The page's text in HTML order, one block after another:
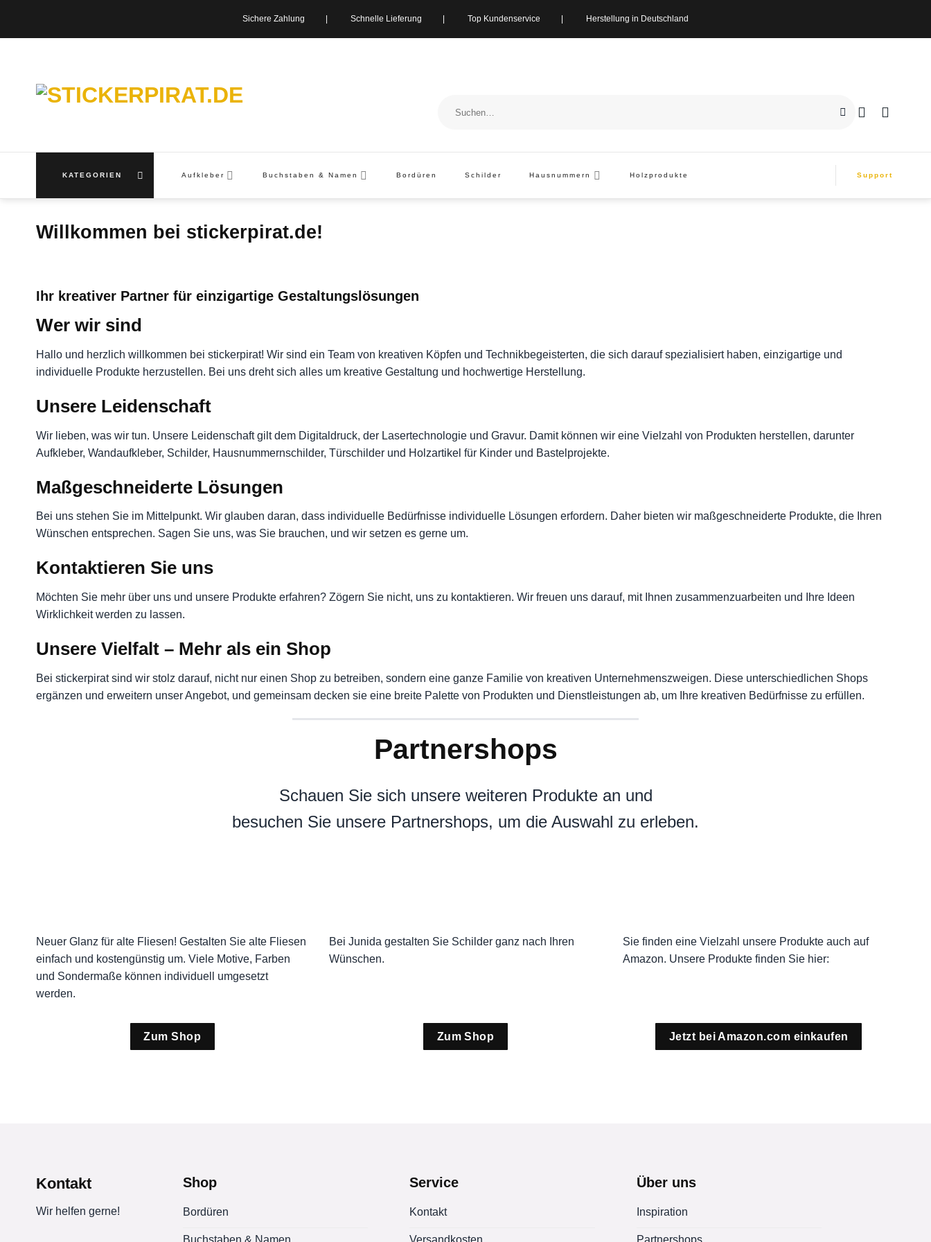
Sichere Zahlung | Schnelle Lieferung | Top Kundenservice | Herstellung in Deutschland
nach:
KATEGORIEN Aufkleber Buchstaben & Namen Bordüren Schilder Hausnummern Holzprodukte Support
Willkommen bei stickerpirat.de!
Ihr kreativer Partner für einzigartige Gestaltungslösungen
Wer wir sind
Hallo und herzlich willkommen bei stickerpirat! Wir sind ein Team von kreativen Köpfen und Technikbegeisterten, die sich darauf spezialisiert haben, einzigartige und
individuelle Produkte herzustellen. Bei uns dreht sich alles um kreative Gestaltung und hochwertige Herstellung.
Unsere Leidenschaft
Wir lieben, was wir tun. Unsere Leidenschaft gilt dem Digitaldruck, der Lasertechnologie und Gravur. Damit können wir eine Vielzahl von Produkten herstellen, darunter
Aufkleber, Wandaufkleber, Schilder, Hausnummernschilder, Türschilder und Holzartikel für Kinder und Bastelprojekte.
Maßgeschneiderte Lösungen
Bei uns stehen Sie im Mittelpunkt. Wir glauben daran, dass individuelle Bedürfnisse individuelle Lösungen erfordern. Daher bieten wir maßgeschneiderte Produkte, die Ihren
Wünschen entsprechen. Sagen Sie uns, was Sie brauchen, und wir setzen es gerne um.
Kontaktieren Sie uns
Möchten Sie mehr über uns und unsere Produkte erfahren? Zögern Sie nicht, uns zu kontaktieren. Wir freuen uns darauf, mit Ihnen zusammenzuarbeiten und Ihre Ideen
Wirklichkeit werden zu lassen.
Unsere Vielfalt – Mehr als ein Shop
Bei stickerpirat sind wir stolz darauf, nicht nur einen Shop zu betreiben, sondern eine ganze Familie von kreativen Unternehmenszweigen. Diese unterschiedlichen Shops
ergänzen und erweitern unser Angebot, und gemeinsam decken sie eine breite Palette von Produkten und Dienstleistungen ab, um Ihre kreativen Bedürfnisse zu erfüllen.
Partnershops
Schauen Sie sich unsere weiteren Produkte an und
besuchen Sie unsere Partnershops, um die Auswahl zu erleben.
Neuer Glanz für alte Fliesen! Gestalten Sie alte Fliesen
einfach und kostengünstig um. Viele Motive, Farben
und Sondermaße können individuell umgesetzt
werden.
Bei Junida gestalten Sie Schilder ganz nach Ihren
Wünschen.
Sie finden eine Vielzahl unsere Produkte auch auf
Amazon. Unsere Produkte finden Sie hier:
Zum Shop Zum Shop Jetzt bei Amazon.com einkaufen
Kontakt
Wir helfen gerne!
Shop
Bordüren
Service
Kontakt
Über uns
Inspiration